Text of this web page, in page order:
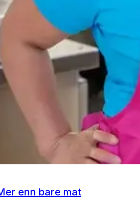
enn bare mat